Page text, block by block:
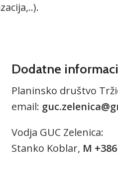
Dodatne
Planinsko društvo
email:
Vodja GUC Zelenica:
Stanko Koblar, M